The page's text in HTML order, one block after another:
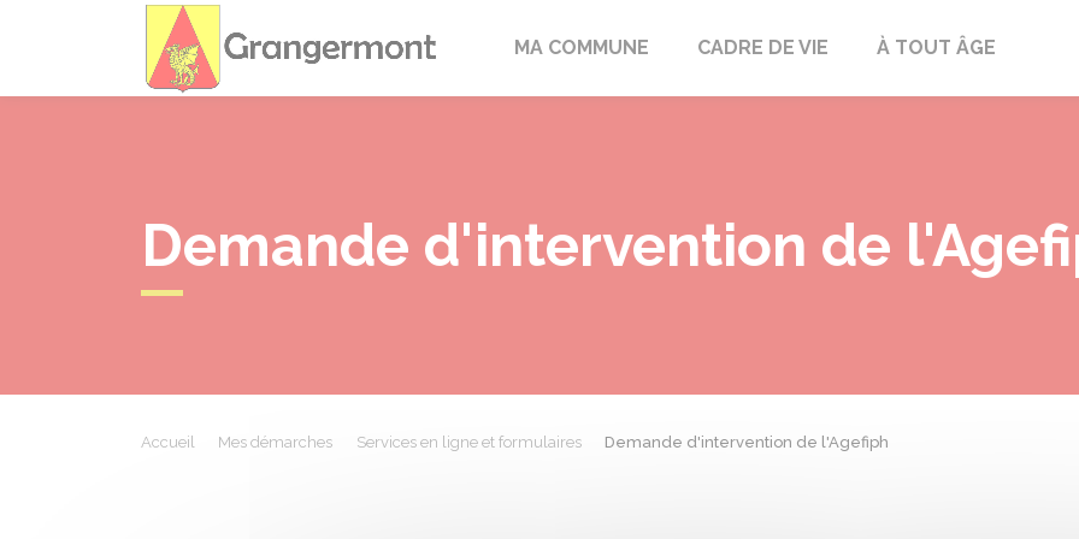
Grangermont
MA COMMUNE CADRE DE VIE À TOUT ÂGE
Demande d'intervention de
Accueil Mes démarches Services en ligne et formulaires Demande d'intervention de l'Agefiph